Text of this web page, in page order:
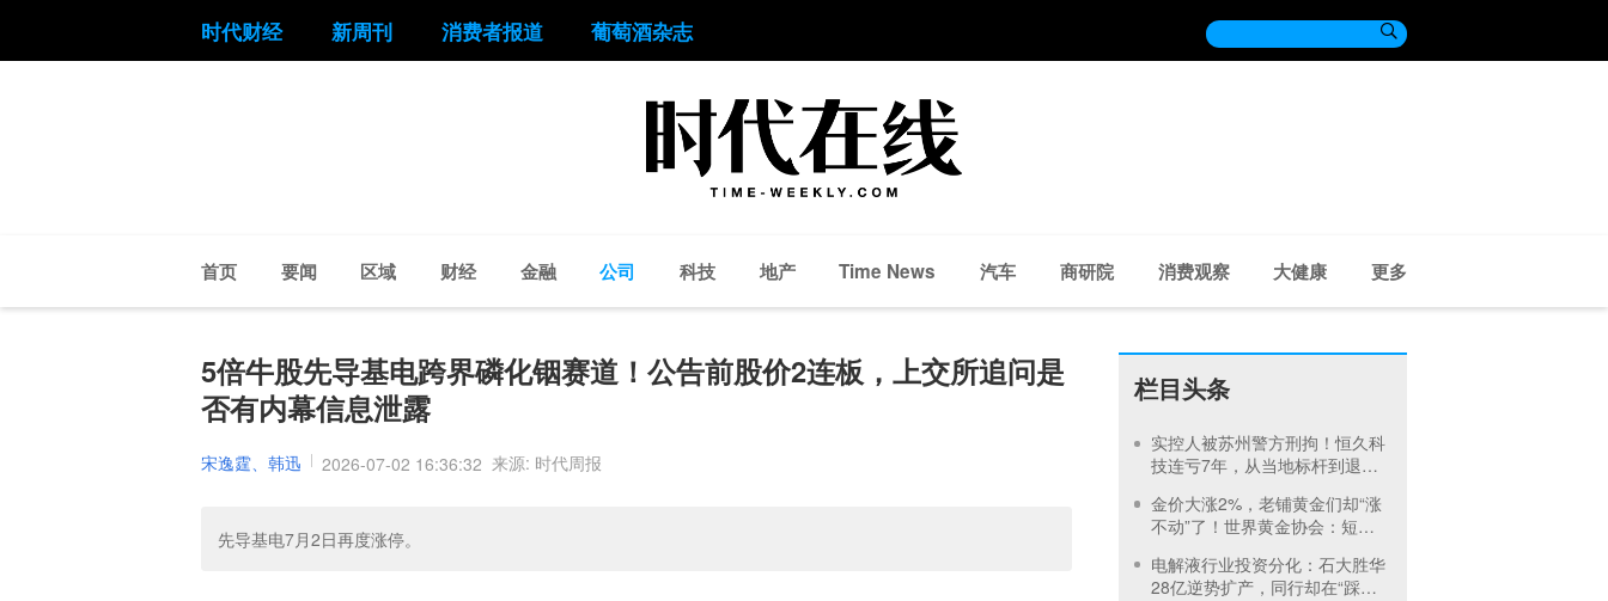
时代财经 新周刊 消费者报道 葡萄酒杂志 
首页 要闻 区域 财经 金融 公司 科技 地产 Time News 汽车 商研院 消费观察 大健康 更多
5倍牛股先导基电跨界磷化铟赛道！公告前股价2连板，上交所追问是
否有内幕信息泄露
宋逸霆、韩迅 2026-07-02 16:36:32 来源: 时代周报
先导基电7月2日再度涨停。
栏目头条
实控人被苏州警方刑拘！恒久科
技连亏7年，从当地标杆到退市
金价大涨2%，老铺黄金们却“涨
不动”了！世界黄金协会：短期
电解液行业投资分化：石大胜华
28亿逆势扩产，同行却在“踩刹